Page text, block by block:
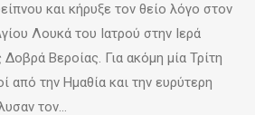
και κήρυξε τον θείο λόγο στον
Λουκά του Ιατρού στην Ιερά
Βεροίας. Για ακόμη μία Τρίτη
από την Ημαθία και την ευρύτερη
τον…